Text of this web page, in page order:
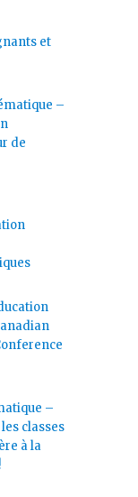
et
–
de
–
classes
à la